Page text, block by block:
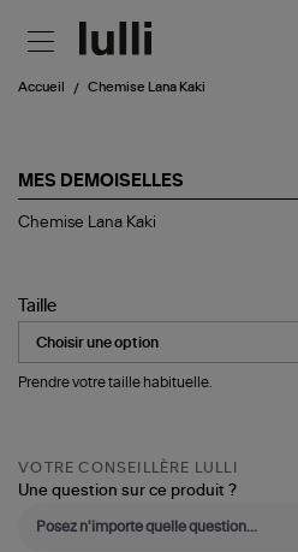
Accueil Chemise Lana Kaki
MES DEMOISELLES
Chemise
Chemise Lana Kaki
Taille
Prendre votre taille habituelle.
VOTRE CONSEILLÈRE LULLI
Une question sur ce produit ?